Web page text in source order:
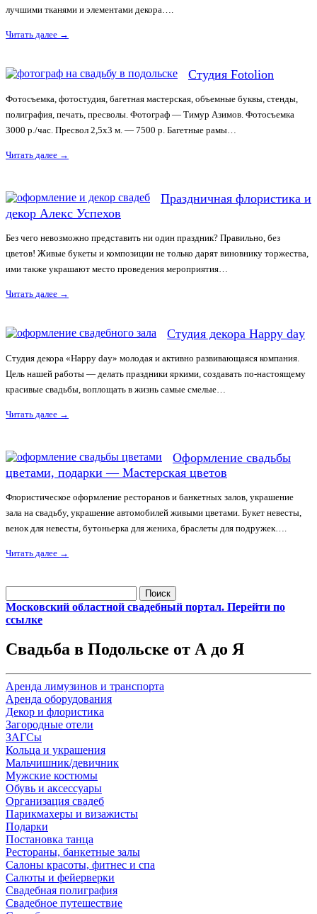
лучшими тканями и элементами декора….
Читать далее →
Студия Fotolion
Фотосъемка, фотостудия, багетная мастерская, объемные буквы, стенды,
полиграфия, печать, пресволы. Фотограф — Тимур Азимов. Фотосъемка
3000 р./час. Пресвол 2,5х3 м. — 7500 р. Багетные рамы…
Читать далее →
Праздничная флористика и
декор Алекс Успехов
Без чего невозможно представить ни один праздник? Правильно, без
цветов! Живые букеты и композиции не только дарят виновнику торжества,
ими также украшают место проведения мероприятия…
Читать далее →
Студия декора Happy day
Студия декора «Happy day» молодая и активно развивающаяся компания.
Цель нашей работы — делать праздники яркими, создавать по-настоящему
красивые свадьбы, воплощать в жизнь самые смелые…
Читать далее →
Оформление свадьбы
цветами, подарки — Мастерская цветов
Флористическое оформление ресторанов и банкетных залов, украшение
зала на свадьбу, украшение автомобилей живыми цветами. Букет невесты,
венок для невесты, бутоньерка для жениха, браслеты для подружек….
Читать далее →
Московский областной свадебный портал. Перейти по
ссылке
Свадьба в Подольске от А до Я
Аренда лимузинов и транспорта
Аренда оборудования
Декор и флористика
Загородные отели
ЗАГСы
Кольца и украшения
Мальчишник/девичник
Мужские костюмы
Обувь и аксессуары
Организация свадеб
Парикмахеры и визажисты
Подарки
Постановка танца
Рестораны, банкетные залы
Салоны красоты, фитнес и спа
Салюты и фейерверки
Свадебная полиграфия
Свадебное путешествие